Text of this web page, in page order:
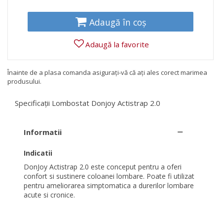
Adaugă în coș
Adaugă la favorite
Înainte de a plasa comanda asigurați-vă că ați ales corect marimea
produsului.
Specificații Lombostat Donjoy Actistrap 2.0
Informatii
Indicatii
DonJoy Actistrap 2.0 este conceput pentru a oferi
confort si sustinere coloanei lombare. Poate fi utilizat
pentru ameliorarea simptomatica a durerilor lombare
acute si cronice.